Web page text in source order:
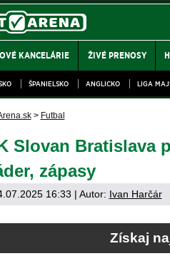
KANCELÁRIE ŽIVÉ PRENOSY
ŠPANIELSKO ANGLICKO LIGA
> Futbal
Slovan Bratislava
zápasy
16:33 | Autor: Ivan Harčár
Získaj